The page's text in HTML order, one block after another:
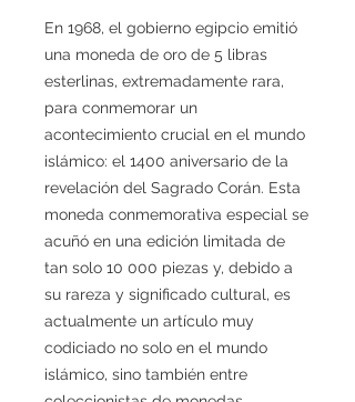
En 1968, el gobierno egipcio emitió
una moneda de oro de 5 libras
esterlinas, extremadamente rara,
para conmemorar un
acontecimiento crucial en el mundo
islámico: el 1400 aniversario de la
revelación del Sagrado Corán. Esta
moneda conmemorativa especial se
acuñó en una edición limitada de
tan solo 10 000 piezas y, debido a
su rareza y significado cultural, es
actualmente un artículo muy
codiciado no solo en el mundo
islámico, sino también entre